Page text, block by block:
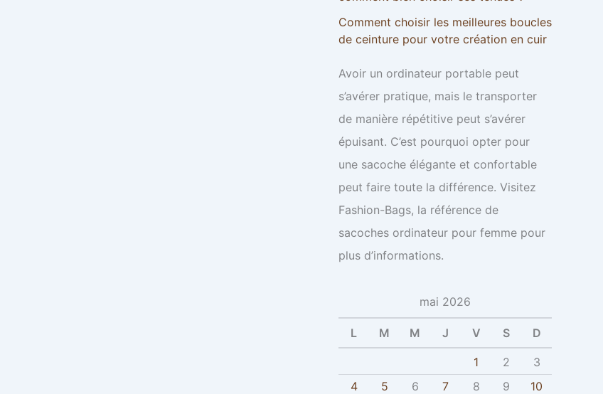
Comment choisir les meilleures boucles
de ceinture pour votre création en cuir
Avoir un ordinateur portable peut
s’avérer pratique, mais le transporter
de manière répétitive peut s’avérer
épuisant. C’est pourquoi opter pour
une sacoche élégante et confortable
peut faire toute la différence. Visitez
Fashion-Bags, la référence de
sacoches ordinateur pour femme pour
plus d’informations.
mai 2026
L M M J V S D
1 2
3
4
5 6 7 8 9
10